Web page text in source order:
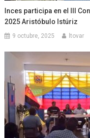
Inces participa en el III
2025 Aristóbulo Istúriz
9 octubre, 2025 ltovar